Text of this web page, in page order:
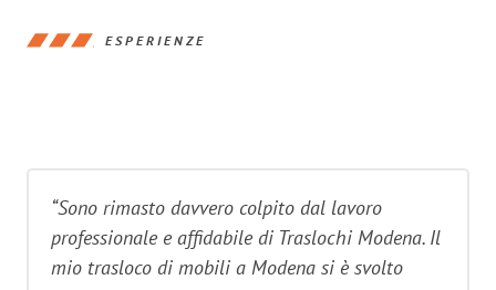
ESPERIENZE
“Sono rimasto davvero colpito dal lavoro
professionale e affidabile di Traslochi Modena. Il
mio trasloco di mobili a Modena si è svolto